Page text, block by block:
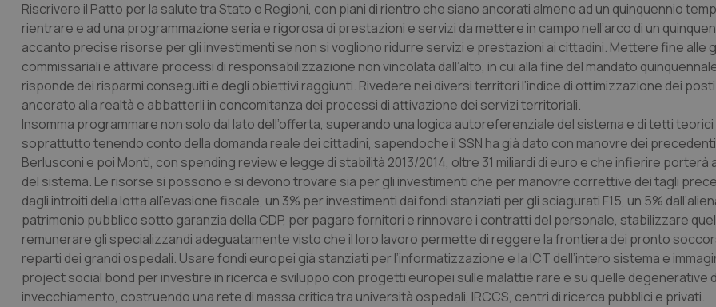
Riscrivere il Patto per la salute tra Stato e Regioni, con piani di rientro che siano ancorati almeno ad un quinquennio
rientrare e ad una programmazione seria e rigorosa di prestazioni e servizi da mettere in campo nell’arco di un
accanto precise risorse per gli investimenti se non si vogliono ridurre servizi e prestazioni ai cittadini. Mettere fine alle
commissariali e attivare processi di responsabilizzazione non vincolata dall’alto, in cui alla fine del mandato
risponde dei risparmi conseguiti e degli obiettivi raggiunti. Rivedere nei diversi territori l’indice di ottimizzazione dei
ancorato alla realtà e abbatterli in concomitanza dei processi di attivazione dei servizi territoriali.
Insomma programmare non solo dal lato dell’offerta, superando una logica autoreferenziale del sistema e di tetti teorici
soprattutto tenendo conto della domanda reale dei cittadini, sapendoche il SSN ha già dato con manovre dei
Berlusconi e poi Monti, con spending review e legge di stabilità 2013/2014, oltre 31 miliardi di euro e che infierire porterà
del sistema. Le risorse si possono e si devono trovare sia per gli investimenti che per manovre correttive dei tagli
dagli introiti della lotta all’evasione fiscale, un 3% per investimenti dai fondi stanziati per gli sciagurati F15, un 5%
patrimonio pubblico sotto garanzia della CDP, per pagare fornitori e rinnovare i contratti del personale, stabilizzare
remunerare gli specializzandi adeguatamente visto che il loro lavoro permette di reggere la frontiera dei pronto
reparti dei grandi ospedali. Usare fondi europei già stanziati per l’informatizzazione e la ICT dell’intero sistema e
project social bond per investire in ricerca e sviluppo con progetti europei sulle malattie rare e su quelle degenerative
invecchiamento, costruendo una rete di massa critica tra università ospedali, IRCCS, centri di ricerca pubblici e privati.
2 giorni
tracking-sites-ironfish-
www.quotidianosanita.it
4
settimane
2 giorni
Questo cookie è impostato
assegnare un identificatore
_ga
.quotidianosanita.it
1 anno 1
mese
Questo nome di cookie è
Universal Analytics, che è un
significativo del servizio di
per distinguere utenti unici
generato in modo casuale come
cliente. È incluso in ogni
sito e utilizzato per calcolare i
sessioni e campagne per i
PHPSESSID
PHP.net
www.quotidianosanita.it
Sessione
Cookie generato da applicazioni
linguaggio PHP. Si tratta di un
generico utilizzato per
sessione utente. Normalmente
generato in modo casuale, il
utilizzato può essere specifico
buon esempio è mantenere uno
un utente tra le pagine.
_ga_KM60CM4NPH
.quotidianosanita.it
1 anno 1
mese
Questo cookie viene utilizzato
per mantenere lo stato della